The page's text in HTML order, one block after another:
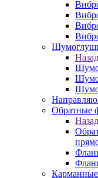
Назад
Обратные
Назад